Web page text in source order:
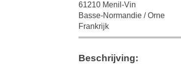
61210 Menil-Vin
Basse-Normandie / Orne
Frankrijk
Beschrijving: